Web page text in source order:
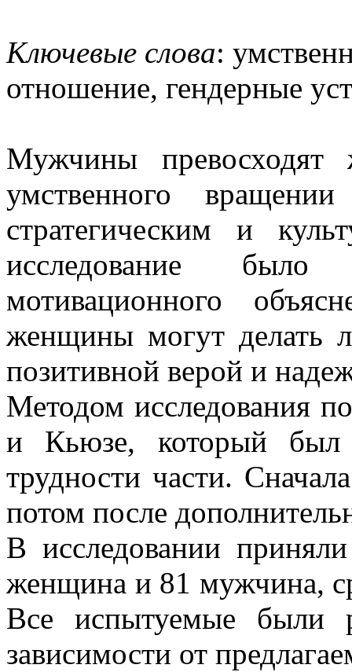
Ключевые слова:
отношение, гендерные
Мужчины превосходят
умственного
стратегическим и
исследование
мотивационного
женщины могут делать
позитивной верой и
Методом исследования
и Кьюзе, который был
трудности части.
потом после
В исследовании
женщина и 81 мужчина,
Все испытуемые были
зависимости от